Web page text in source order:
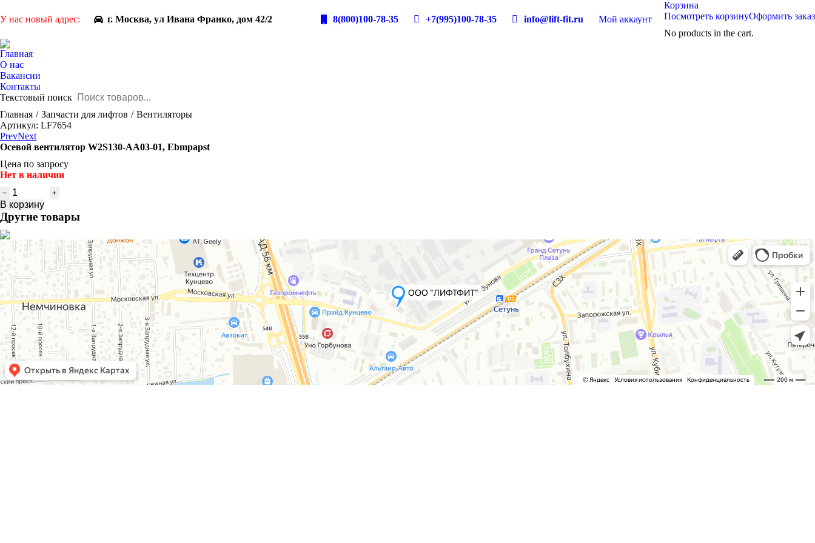
У нас новый адрес: г. Москва, ул Ивана Франко, дом 42/2 8(800)100-78-35 +7(995)100-78-35 info@lift-fit.ru Мой аккаунт
Корзина
Посмотреть корзинуОформить заказ
No products in the cart.
Главная
О нас
Вакансии
Контакты
Текстовый поиск
You are here:
Главная Запчасти для лифтов
Вентиляторы
Артикул: LF7654
PrevNext
Осевой вентилятор W2S130-AA03-01, Ebmpapst
Цена по запросу
Нет в наличии
Количество
товара
Осевой
вентилятор
W2S130-
AA03-
Ebmpapst
В корзину
Другие товары